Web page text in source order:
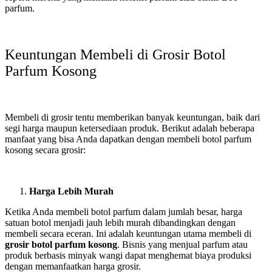
parfum.
Keuntungan Membeli di Grosir Botol
Parfum Kosong
Membeli di grosir tentu memberikan banyak keuntungan, baik dari
segi harga maupun ketersediaan produk. Berikut adalah beberapa
manfaat yang bisa Anda dapatkan dengan membeli botol parfum
kosong secara grosir:
Harga Lebih Murah
Ketika Anda membeli botol parfum dalam jumlah besar, harga
satuan botol menjadi jauh lebih murah dibandingkan dengan
membeli secara eceran. Ini adalah keuntungan utama membeli di
grosir botol parfum kosong. Bisnis yang menjual parfum atau
produk berbasis minyak wangi dapat menghemat biaya produksi
dengan memanfaatkan harga grosir.